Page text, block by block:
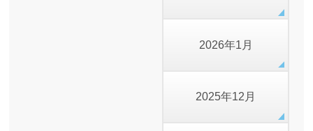
2026年1月
2025年12月